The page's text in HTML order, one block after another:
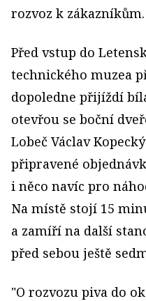
rozvoz k zákazníkům.
Před vstup do
technického muzea
dopoledne přijíždí
otevřou se boční
Lobeč Václav
připravené
i něco navíc pro
Na místě stojí 15
a zamíří na další
před sebou ještě
"O rozvozu piva do